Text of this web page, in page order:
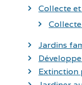
Collecte
Jardins
Extinction